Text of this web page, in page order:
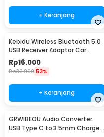
+ Keranjang
Kebidu Wireless Bluetooth 5.0
USB Receiver Adaptor Car
Speaker - ZF169
Rp16.000
Rp33.900 53%
+ Keranjang
GRWIBEOU Audio Converter
USB Type C to 3.5mm Charger